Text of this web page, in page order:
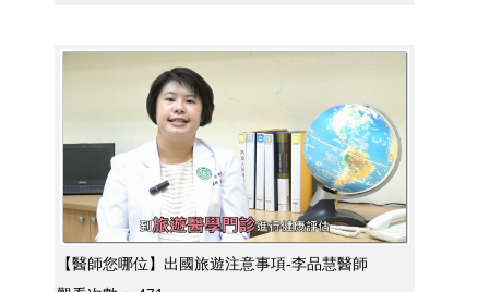
【醫師您哪位】出國旅遊注意事項-李品慧醫師